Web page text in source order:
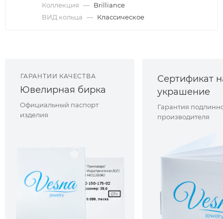
Коллекция — Brilliance
ВИД кольца — Классическое
ГАРАНТИИ КАЧЕСТВА
Ювелирная бирка
Официальный паспорт
изделия
Сертификат
украшение
Гарантия
производителя